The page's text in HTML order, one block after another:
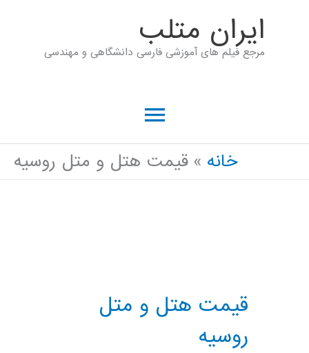
ايران متلب
مرجع فیلم های آموزشی فارسی دانشگاهی و مهندسی
فهرست
اصلی
خانه قیمت هتل و متل روسیه
قیمت هتل و متل
روسیه